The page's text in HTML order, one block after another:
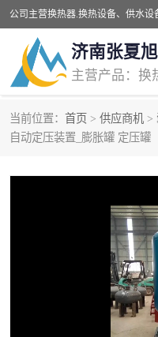
济南张夏
当前位置： 首页 > 供应商机 >
自动定压装置_膨胀罐 定压罐
管壳式换热器
汽水换热机组